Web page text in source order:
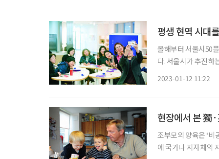
평생 현역 시대
올해부터 서울시50
다. 서울시가 추진하
2023-01-12 11:22
현장에서 본 獨
조부모의 양육은 ‘비
에 국가나 지자체의